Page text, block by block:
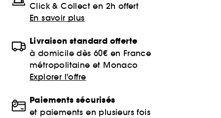
Click & Collect en 2h offert
En savoir plus
Livraison standard offerte
à domicile dès 60€ en France
métropolitaine et Monaco
Explorer l'offre
Paiements sécurisés
et paiements en plusieurs fois